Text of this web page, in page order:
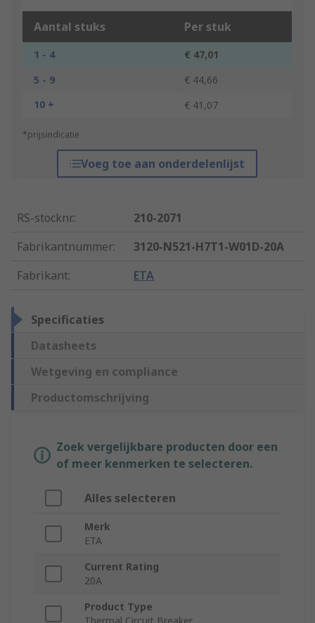
Aantal stuks Per stuk
1 - 4
€ 47,01
5 - 9
€ 44,66
10 +
€ 41,07
*prijsindicatie
Voeg toe aan onderdelenlijst
RS-stocknr.:
210-2071
Fabrikantnummer:
3120-N521-H7T1-W01D-20A
Fabrikant: ETA
Specificaties
Datasheets
Wetgeving en compliance
Productomschrijving
Zoek vergelijkbare producten door een
of meer kenmerken te selecteren.
Alles selecteren
Merk
ETA
Current Rating
20A
Product Type